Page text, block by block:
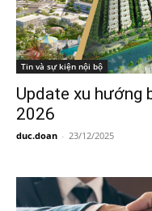
Tin và sự kiện nội bộ
Update xu hướng
2026
duc.doan - 23/12/2025